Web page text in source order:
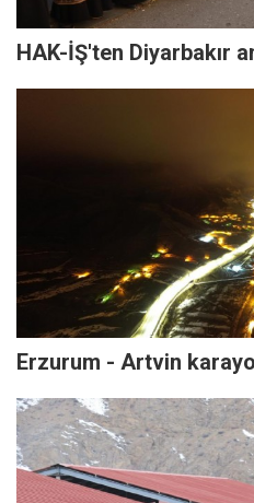
HAK-İŞ'ten Diyarbakır
Erzurum - Artvin